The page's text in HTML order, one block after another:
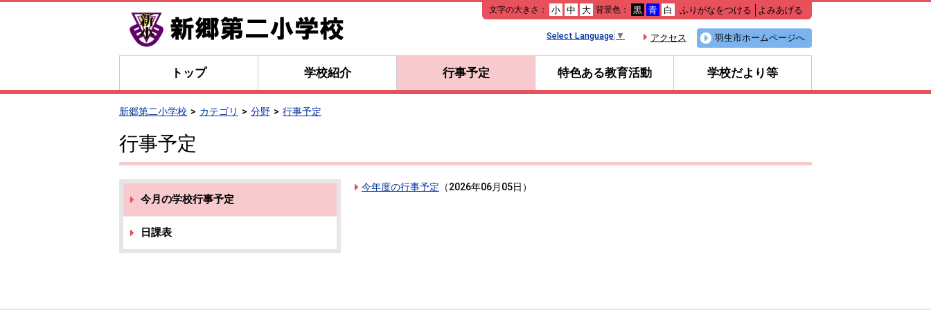
本
文
文字の大きさ： 小 中 大 背景色： 黒 青 白 ふりがなをつける よみあげる
羽生市ホームページへ
アクセス
Select Language ▼
トップ 学校紹介 行事予定 特色ある教育活動 学校だより等
新郷第二小学校 カテゴリ 分野 行事予定
行事予定
今年度の行事予定 （2026年06月05日 ）
今月の学校行事予定
日課表